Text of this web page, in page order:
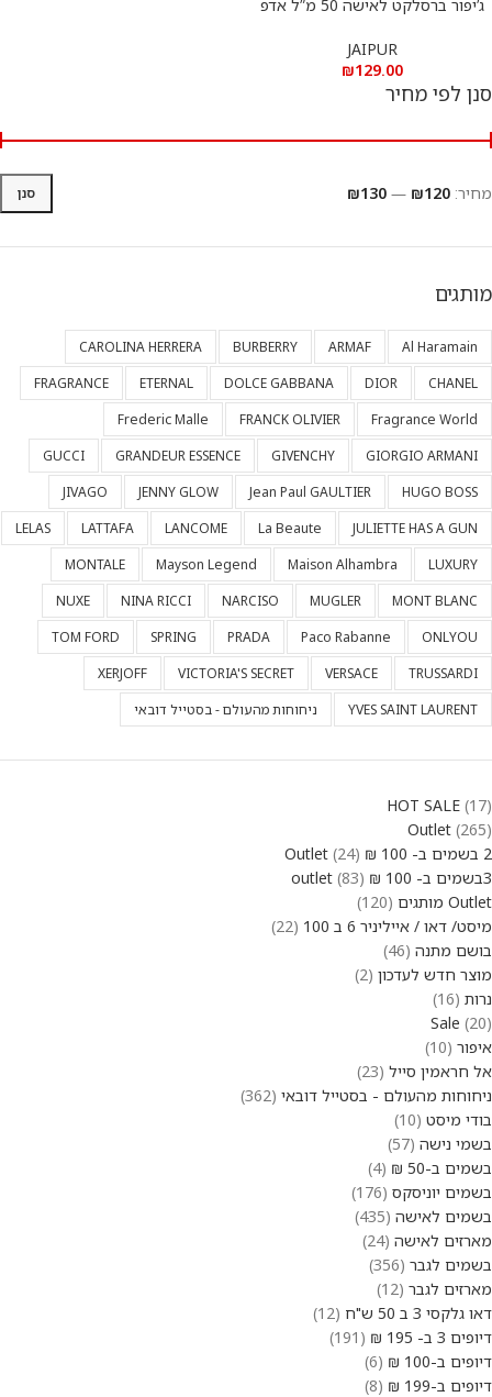
ג’יפור ברסלקט לאישה 50 מ”ל אדפ
EDP 50 ML
JAIPUR
₪129.00
סנן לפי מחיר
סנן מחיר: ₪120
—
₪130
מותגים
Al Haramain
ARMAF
BURBERRY
CAROLINA HERRERA
CHANEL
DIOR
DOLCE GABBANA
ETERNAL
FRAGRANCE
Fragrance World
FRANCK OLIVIER
Frederic Malle
GIORGIO ARMANI
GIVENCHY
GRANDEUR ESSENCE
GUCCI
HUGO BOSS
Jean Paul GAULTIER
JENNY GLOW
JIVAGO
JULIETTE HAS A GUN
La Beaute
LANCOME
LATTAFA
LELAS
LUXURY
Maison Alhambra
Mayson Legend
MONTALE
MONT BLANC
MUGLER
NARCISO
NINA RICCI
NUXE
ONLYOU
Paco Rabanne
PRADA
SPRING
TOM FORD
TRUSSARDI
VERSACE
VICTORIA'S SECRET
XERJOFF
YVES SAINT LAURENT
ניחוחות מהעולם - בסטייל דובאי
HOT SALE 17
Outlet 265
2 בשמים ב- 100 ₪ Outlet
24
3בשמים ב- 100 ₪ outlet
83
Outlet מותגים
120
מיסט/ דאו / אייליניר 6 ב 100
22
בושם מתנה 46
מוצר חדש לעדכון 2
נרות 16
Sale 20
איפור 10
אל חראמין סייל 23
ניחוחות מהעולם - בסטייל דובאי 362
בודי מיסט 10
בשמי נישה 57
בשמים ב-50 ₪
4
בשמים יוניסקס 176
בשמים לאישה 435
מארזים לאישה 24
בשמים לגבר 356
מארזים לגבר 12
דאו גלקסי 3 ב 50 ש"ח
12
דיופים 3 ב- 195 ₪
191
דיופים ב-100 ₪
6
דיופים ב-199 ₪
8